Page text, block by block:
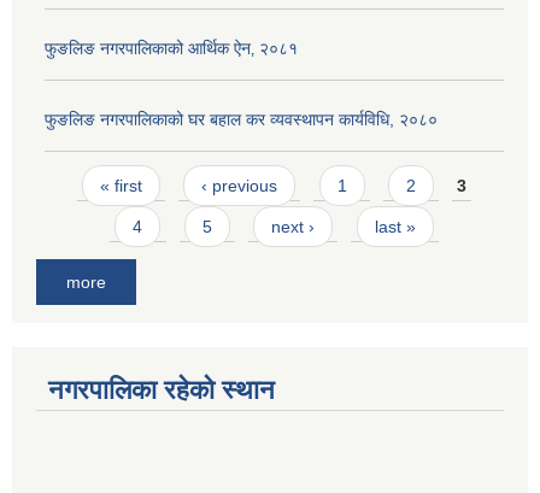
फुङलिङ नगरपालिकाको आर्थिक ऐन‚ २०८१
फुङलिङ नगरपालिकाको घर बहाल कर व्यवस्थापन कार्यविधि, २०८०
Pages
« first ‹ previous 1 2 3
4 5 next › last »
more
नगरपालिका रहेको स्थान